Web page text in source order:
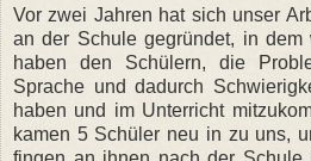
Vor zwei Jahren hat sich unser
an der Schule gegründet, in
haben den Schülern, die
Sprache und dadurch
haben und im Unterricht
kamen 5 Schüler neu in zu uns,